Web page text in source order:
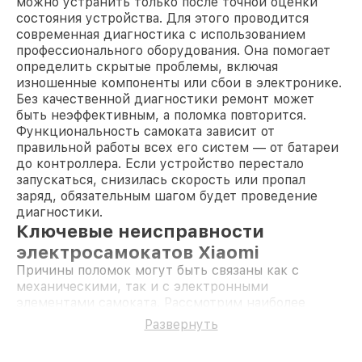
состояния устройства. Для этого проводится
современная диагностика с использованием
профессионального оборудования. Она помогает
определить скрытые проблемы, включая
изношенные компоненты или сбои в электронике.
Без качественной диагностики ремонт может
быть неэффективным, а поломка повторится.
Функциональность самоката зависит от
правильной работы всех его систем — от батареи
до контроллера. Если устройство перестало
запускаться, снизилась скорость или пропал
заряд, обязательным шагом будет проведение
диагностики.
Ключевые неисправности
электросамокатов Xiaomi
Причины поломок могут быть связаны как с
механическими, так и с электронными
элементами самоката. Рассмотрим наиболее
распространённые случаи:
Проблемы с аккумулятором
Развернуть